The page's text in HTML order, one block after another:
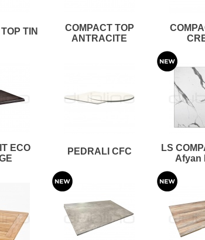
TIN
COMPACT TOP
ANTRACITE
ECO
PEDRALI CFC
LS
Afyan